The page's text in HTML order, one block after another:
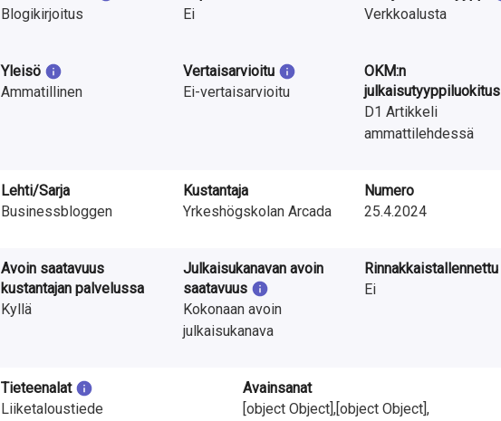
Blogikirjoitus
Ei
Verkkoalusta
Yleisö
Ammatillinen
Vertaisarvioitu
Ei-vertaisarvioitu
OKM:n
julkaisutyyppiluokitus
D1 Artikkeli
ammattilehdessä
Lehti/Sarja
Businessbloggen
Kustantaja
Yrkeshögskolan Arcada
Numero
25.4.2024
Avoin saatavuus
kustantajan palvelussa
Kyllä
Julkaisukanavan avoin
saatavuus
Kokonaan avoin
julkaisukanava
Rinnakkaistallennettu
Ei
Tieteenalat
Liiketaloustiede
Avainsanat
[object Object],[object Object],